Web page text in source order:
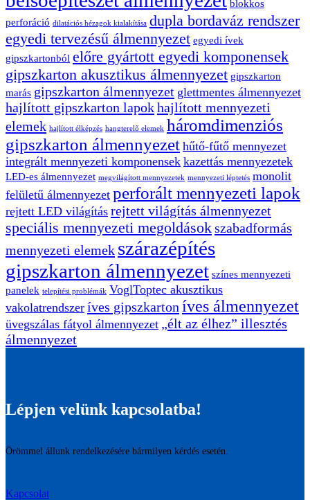
blokkos
perforáció dilatációs hézagok kialakítása dupla bordaváz rendszer
egyedi tervezésű álmennyezet egyedi ívek
gipszkartonból előre gyártott egyedi komponensek
gipszkarton akusztikus álmennyezet gipszkarton
marás gipszkarton álmennyezet glettmentes álmennyezet
hajlított gipszkarton lapokhajlított mennyezeti
elemek hajlított élképzés hangterelő elemek háromdimenziós
gipszkarton álmennyezet hűtő-fűtő mennyezet
integrált mennyezeti komponensek kazettás mennyezetek
LED-es álmennyezet megvilágított mennyezetek mennyezeti léptetés monolit
felületű álmennyezet perforált mennyezeti lapok
rejtett LED világítás rejtett világítás álmennyezet
speciális mennyezeti megoldásokszabadformás
mennyezeti elemek szárazépítés
gipszkarton álmennyezet színes mennyezeti
panelek telepítési problémák VoglToptec akusztikus
vakolatrendszer íves gipszkarton íves álmennyezet
üvegszálas fátyol álmennyezet „élt az élhez” illesztés
álmennyezet
Lépjen velünk kapcsolatba!
Örömmel állunk rendelkezésére bármilyen kérdés esetén.
Kapcsolat